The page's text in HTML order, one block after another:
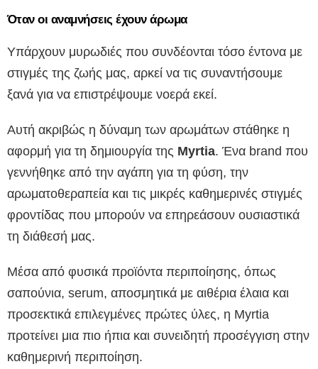
Όταν οι αναμνήσεις έχουν άρωμα
Υπάρχουν μυρωδιές που συνδέονται τόσο έντονα με
στιγμές της ζωής μας, αρκεί να τις συναντήσουμε
ξανά για να επιστρέψουμε νοερά εκεί.
Αυτή ακριβώς η δύναμη των αρωμάτων στάθηκε η
αφορμή για τη δημιουργία της Myrtia. Ένα brand που
γεννήθηκε από την αγάπη για τη φύση, την
αρωματοθεραπεία και τις μικρές καθημερινές στιγμές
φροντίδας που μπορούν να επηρεάσουν ουσιαστικά
τη διάθεσή μας.
Μέσα από φυσικά προϊόντα περιποίησης, όπως
σαπούνια, serum, αποσμητικά με αιθέρια έλαια και
προσεκτικά επιλεγμένες πρώτες ύλες, η Myrtia
προτείνει μια πιο ήπια και συνειδητή προσέγγιση στην
καθημερινή περιποίηση.